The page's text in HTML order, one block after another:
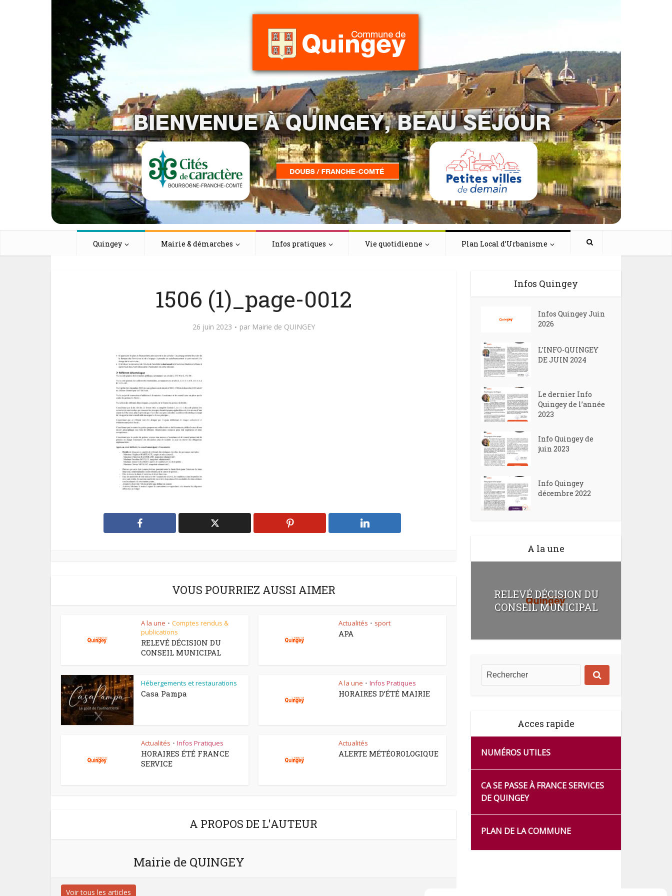
Quingey Mairie & démarches Infos pratiques Vie quotidienne Plan Local d’Urbanisme
1506 (1)_page-0012
26 juin 2023 par Mairie de QUINGEY
VOUS POURRIEZ AUSSI AIMER
A la une • Comptes rendus &
publications
RELEVÉ DÉCISION DU
CONSEIL MUNICIPAL
Actualités • sport
APA
Hébergements et restaurations
Casa Pampa
A la une • Infos Pratiques
HORAIRES D’ÉTÉ MAIRIE
Actualités • Infos Pratiques
HORAIRES ÉTÉ FRANCE
SERVICE
Actualités
ALERTE MÉTÉOROLOGIQUE
A PROPOS DE L'AUTEUR
Mairie de QUINGEY
Voir tous les articles
Infos Quingey
Infos Quingey Juin
2026
L’INFO-QUINGEY
DE JUIN 2024
Le dernier Info
Quingey de l’année
2023
Info Quingey de
juin 2023
Info Quingey
décembre 2022
A la une
RELEVÉ DÉCISION DU
CONSEIL MUNICIPAL
Acces rapide
NUMÉROS UTILES
CA SE PASSE À FRANCE SERVICES
DE QUINGEY
PLAN DE LA COMMUNE